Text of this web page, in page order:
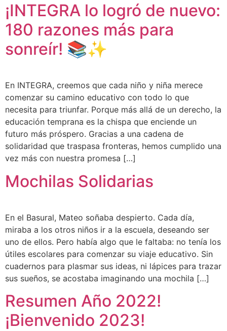
¡INTEGRA lo logró de nuevo:
180 razones más para
sonreír! 📚✨
En INTEGRA, creemos que cada niño y niña merece
comenzar su camino educativo con todo lo que
necesita para triunfar. Porque más allá de un derecho, la
educación temprana es la chispa que enciende un
futuro más próspero. Gracias a una cadena de
solidaridad que traspasa fronteras, hemos cumplido una
vez más con nuestra promesa […]
Mochilas Solidarias
En el Basural, Mateo soñaba despierto. Cada día,
miraba a los otros niños ir a la escuela, deseando ser
uno de ellos. Pero había algo que le faltaba: no tenía los
útiles escolares para comenzar su viaje educativo. Sin
cuadernos para plasmar sus ideas, ni lápices para trazar
sus sueños, se acostaba imaginando una mochila […]
Resumen Año 2022!
¡Bienvenido 2023!